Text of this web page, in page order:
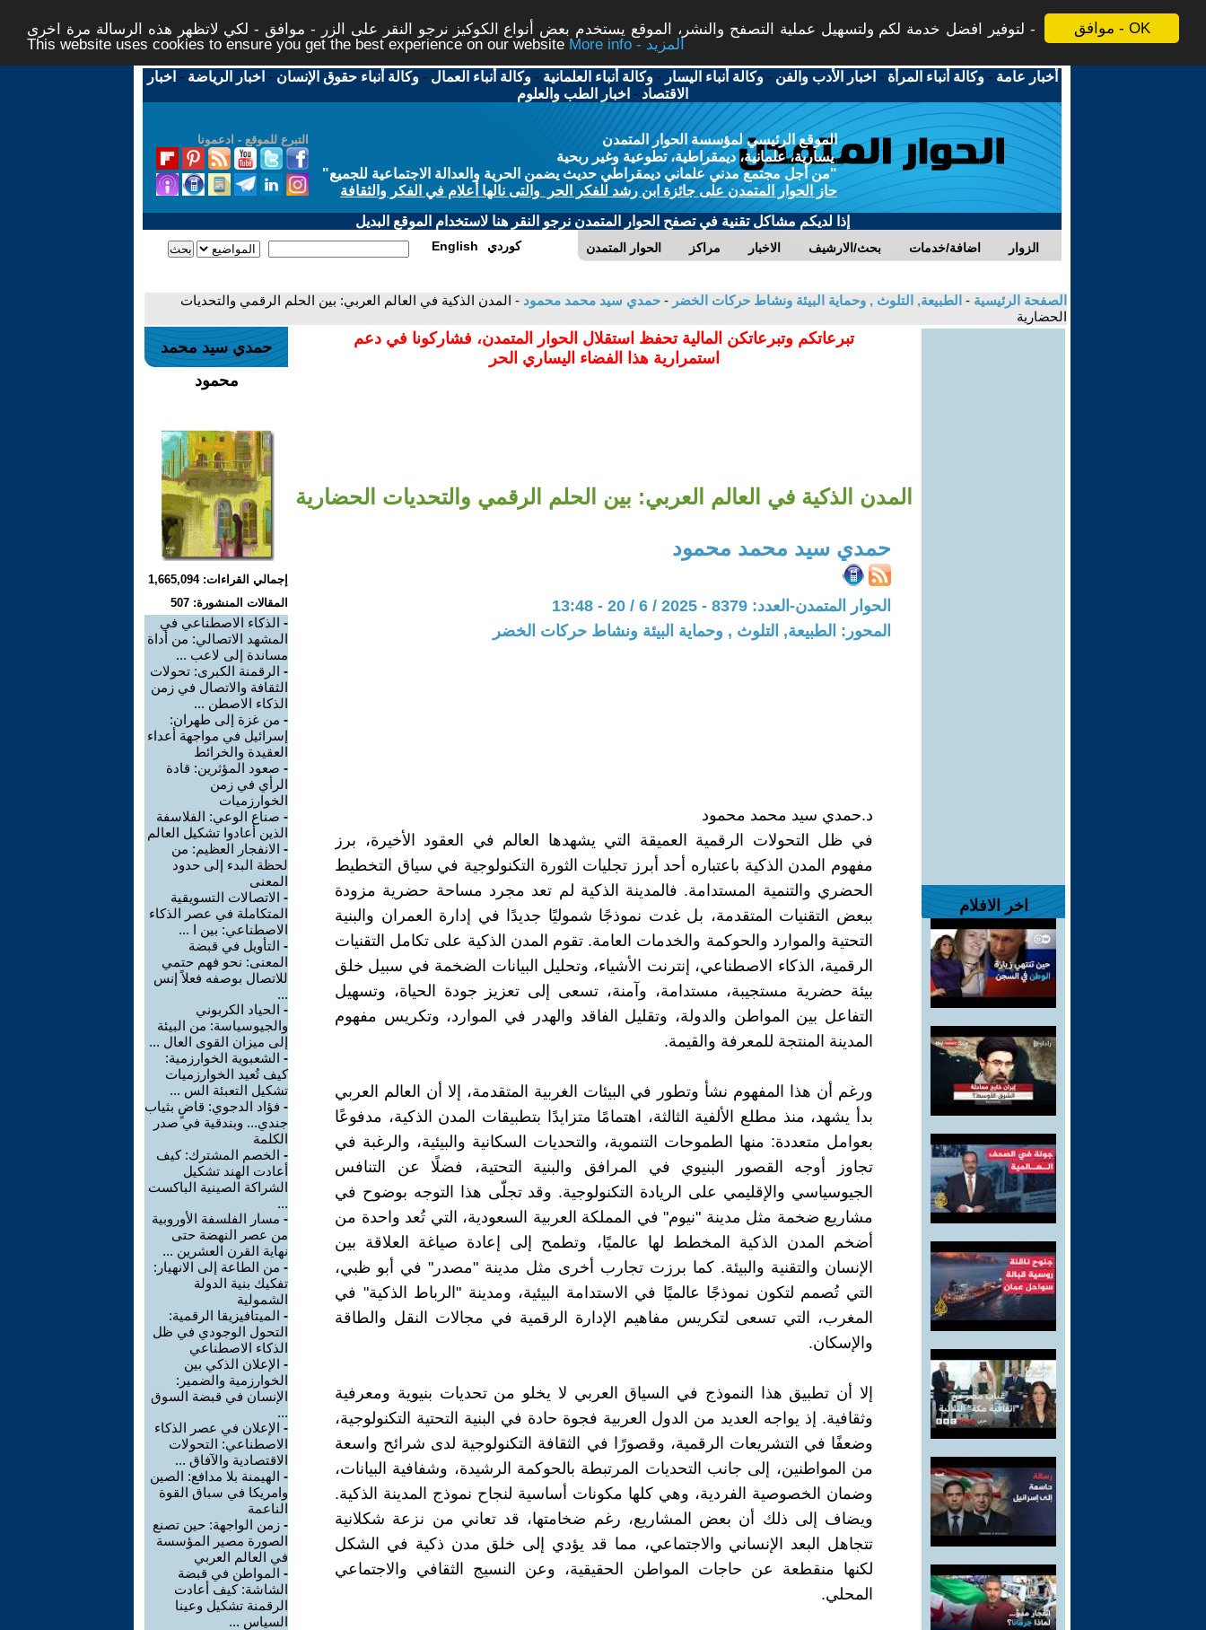
موافق - OK
لتوفير افضل خدمة لكم ولتسهيل عملية التصفح والنشر، الموقع يستخدم بعض أنواع الكوكيز نرجو النقر على الزر - موافق - لكي لاتظهر هذه الرسالة مرة اخرى -
This website uses cookies to ensure you get the best experience on our website
More info - المزيد
أخبار عامة -وكالة أنباء المرأة - اخبار الأدب والفن -وكالة أنباء اليسار -وكالة أنباء العلمانية -وكالة أنباء العمال -وكالة أنباء حقوق الإنسان - اخبار الرياضة - اخبار
الاقتصاد - اخبار الطب والعلوم
التبرع للموقع - ادعمونا
الموقع الرئيسي لمؤسسة الحوار المتمدن
يسارية، علمانية، ديمقراطية، تطوعية وغير ربحية
"من أجل مجتمع مدني علماني ديمقراطي حديث يضمن الحرية والعدالة الاجتماعية للجميع"
حاز الحوار المتمدن على جائزة ابن رشد للفكر الحر والتى نالها أعلام في الفكر والثقافة
إذا لديكم مشاكل تقنية في تصفح الحوار المتمدن نرجو النقر هنا لاستخدام الموقع البديل
الحوار المتمدن مراكز الاخبار بحث/الارشيف اضافة/خدمات الزوار English كوردي
الصفحة الرئيسية - الطبيعة, التلوث , وحماية البيئة ونشاط حركات الخضر - حمدي سيد محمد محمود - المدن الذكية في العالم العربي: بين الحلم الرقمي والتحديات
الحضارية
اخر الافلام
تبرعاتكم وتبرعاتكن المالية تحفظ استقلال الحوار المتمدن، فشاركونا في دعم
استمرارية هذا الفضاء اليساري الحر
المدن الذكية في العالم العربي: بين الحلم الرقمي والتحديات الحضارية
حمدي سيد محمد محمود
الحوار المتمدن-العدد: 8379 - 2025 / 6 / 20 - 13:48
المحور: الطبيعة, التلوث , وحماية البيئة ونشاط حركات الخضر
د.حمدي سيد محمد محمود
في ظل التحولات الرقمية العميقة التي يشهدها العالم في العقود الأخيرة، برز
مفهوم المدن الذكية باعتباره أحد أبرز تجليات الثورة التكنولوجية في سياق التخطيط
الحضري والتنمية المستدامة. فالمدينة الذكية لم تعد مجرد مساحة حضرية مزودة
ببعض التقنيات المتقدمة، بل غدت نموذجًا شموليًا جديدًا في إدارة العمران والبنية
التحتية والموارد والحوكمة والخدمات العامة. تقوم المدن الذكية على تكامل التقنيات
الرقمية، الذكاء الاصطناعي، إنترنت الأشياء، وتحليل البيانات الضخمة في سبيل خلق
بيئة حضرية مستجيبة، مستدامة، وآمنة، تسعى إلى تعزيز جودة الحياة، وتسهيل
التفاعل بين المواطن والدولة، وتقليل الفاقد والهدر في الموارد، وتكريس مفهوم
المدينة المنتجة للمعرفة والقيمة.
ورغم أن هذا المفهوم نشأ وتطور في البيئات الغربية المتقدمة، إلا أن العالم العربي
بدأ يشهد، منذ مطلع الألفية الثالثة، اهتمامًا متزايدًا بتطبيقات المدن الذكية، مدفوعًا
بعوامل متعددة: منها الطموحات التنموية، والتحديات السكانية والبيئية، والرغبة في
تجاوز أوجه القصور البنيوي في المرافق والبنية التحتية، فضلًا عن التنافس
الجيوسياسي والإقليمي على الريادة التكنولوجية. وقد تجلّى هذا التوجه بوضوح في
مشاريع ضخمة مثل مدينة "نيوم" في المملكة العربية السعودية، التي تُعد واحدة من
أضخم المدن الذكية المخطط لها عالميًا، وتطمح إلى إعادة صياغة العلاقة بين
الإنسان والتقنية والبيئة. كما برزت تجارب أخرى مثل مدينة "مصدر" في أبو ظبي،
التي تُصمم لتكون نموذجًا عالميًا في الاستدامة البيئية، ومدينة "الرباط الذكية" في
المغرب، التي تسعى لتكريس مفاهيم الإدارة الرقمية في مجالات النقل والطاقة
والإسكان.
إلا أن تطبيق هذا النموذج في السياق العربي لا يخلو من تحديات بنيوية ومعرفية
وثقافية. إذ يواجه العديد من الدول العربية فجوة حادة في البنية التحتية التكنولوجية،
وضعفًا في التشريعات الرقمية، وقصورًا في الثقافة التكنولوجية لدى شرائح واسعة
من المواطنين، إلى جانب التحديات المرتبطة بالحوكمة الرشيدة، وشفافية البيانات،
وضمان الخصوصية الفردية، وهي كلها مكونات أساسية لنجاح نموذج المدينة الذكية.
ويضاف إلى ذلك أن بعض المشاريع، رغم ضخامتها، قد تعاني من نزعة شكلانية
تتجاهل البعد الإنساني والاجتماعي، مما قد يؤدي إلى خلق مدن ذكية في الشكل
لكنها منقطعة عن حاجات المواطن الحقيقية، وعن النسيج الثقافي والاجتماعي
المحلي.
حمدي سيد محمد
محمود
إجمالي القراءات: 1,665,094
المقالات المنشورة: 507
- الذكاء الاصطناعي في
المشهد الاتصالي: من أداة
مساندة إلى لاعب ...
- الرقمنة الكبرى: تحولات
الثقافة والاتصال في زمن
الذكاء الاصطن ...
- من غزة إلى طهران:
إسرائيل في مواجهة أعداء
العقيدة والخرائط
- صعود المؤثرين: قادة
الرأي في زمن
الخوارزميات
- صناع الوعي: الفلاسفة
الذين أعادوا تشكيل العالم
- الانفجار العظيم: من
لحظة البدء إلى حدود
المعنى
- الاتصالات التسويقية
المتكاملة في عصر الذكاء
الاصطناعي: بين ا ...
- التأويل في قبضة
المعنى: نحو فهم حتمي
للاتصال بوصفه فعلاً إنس
...
- الحياد الكربوني
والجيوسياسة: من البيئة
إلى ميزان القوى العال ...
- الشعبوية الخوارزمية:
كيف تُعيد الخوارزميات
تشكيل التعبئة الس ...
- فؤاد الدجوي: قاضٍ بثياب
جندي... وبندقية في صدر
الكلمة
- الخصم المشترك: كيف
أعادت الهند تشكيل
الشراكة الصينية الباكست
...
- مسار الفلسفة الأوروبية
من عصر النهضة حتى
نهاية القرن العشرين ...
- من الطاعة إلى الانهيار:
تفكيك بنية الدولة
الشمولية
- الميتافيزيقا الرقمية:
التحول الوجودي في ظل
الذكاء الاصطناعي
- الإعلان الذكي بين
الخوارزمية والضمير:
الإنسان في قبضة السوق
...
- الإعلان في عصر الذكاء
الاصطناعي: التحولات
الاقتصادية والآفاق ...
- الهيمنة بلا مدافع: الصين
وامريكا في سباق القوة
الناعمة
- زمن الواجهة: حين تصنع
الصورة مصير المؤسسة
في العالم العربي
- المواطن في قبضة
الشاشة: كيف أعادت
الرقمنة تشكيل وعينا
السياس ...